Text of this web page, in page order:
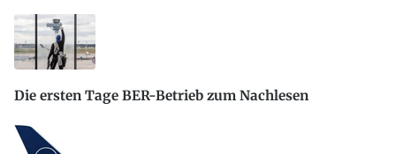
Die ersten Tage BER-Betrieb zum Nachlesen